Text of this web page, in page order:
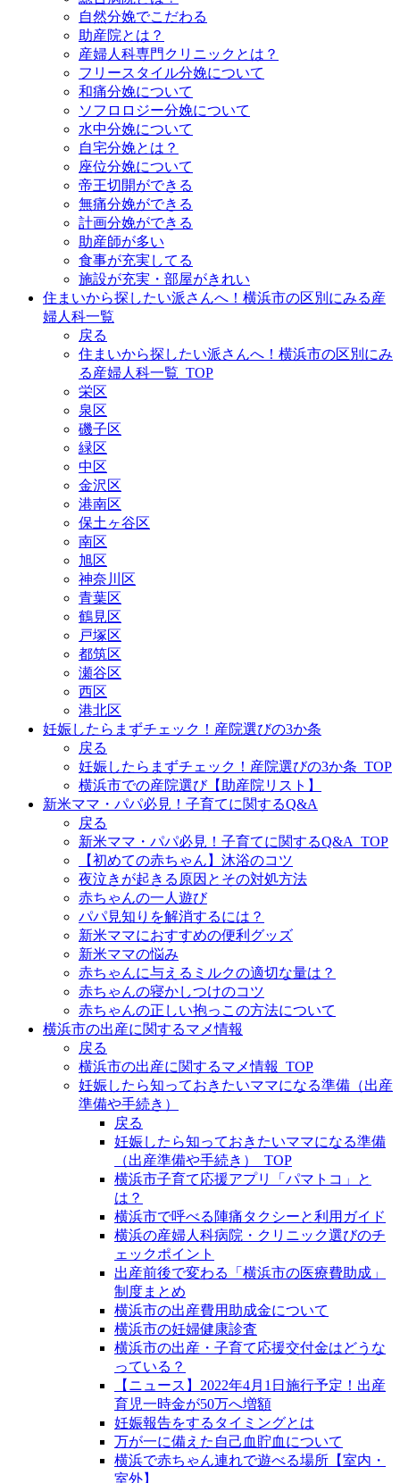
自然分娩でこだわる
助産院とは？
産婦人科専門クリニックとは？
フリースタイル分娩について
和痛分娩について
ソフロロジー分娩について
水中分娩について
自宅分娩とは？
座位分娩について
帝王切開ができる
無痛分娩ができる
計画分娩ができる
助産師が多い
食事が充実してる
施設が充実・部屋がきれい
住まいから探したい派さんへ！横浜市の区別にみる産
婦人科一覧
戻る
住まいから探したい派さんへ！横浜市の区別にみ
る産婦人科一覧_TOP
栄区
泉区
磯子区
緑区
中区
金沢区
港南区
保土ヶ谷区
南区
旭区
神奈川区
青葉区
鶴見区
戸塚区
都筑区
瀬谷区
西区
港北区
妊娠したらまずチェック！産院選びの3か条
戻る
妊娠したらまずチェック！産院選びの3か条_TOP
横浜市での産院選び【助産院リスト】
新米ママ・パパ必見！子育てに関するQ&A
戻る
新米ママ・パパ必見！子育てに関するQ&A_TOP
【初めての赤ちゃん】沐浴のコツ
夜泣きが起きる原因とその対処方法
赤ちゃんの一人遊び
パパ見知りを解消するには？
新米ママにおすすめの便利グッズ
新米ママの悩み
赤ちゃんに与えるミルクの適切な量は？
赤ちゃんの寝かしつけのコツ
赤ちゃんの正しい抱っこの方法について
横浜市の出産に関するマメ情報
戻る
横浜市の出産に関するマメ情報_TOP
妊娠したら知っておきたいママになる準備（出産
準備や手続き）
戻る
妊娠したら知っておきたいママになる準備
（出産準備や手続き）_TOP
横浜市子育て応援アプリ「パマトコ」と
は？
横浜市で呼べる陣痛タクシーと利用ガイド
横浜の産婦人科病院・クリニック選びのチ
ェックポイント
出産前後で変わる「横浜市の医療費助成」
制度まとめ
横浜市の出産費用助成金について
横浜市の妊婦健康診査
横浜市の出産・子育て応援交付金はどうな
っている？
【ニュース】2022年4月1日施行予定！出産
育児一時金が50万へ増額
妊娠報告をするタイミングとは
万が一に備えた自己血貯血について
横浜で赤ちゃん連れで遊べる場所【室内・
室外】